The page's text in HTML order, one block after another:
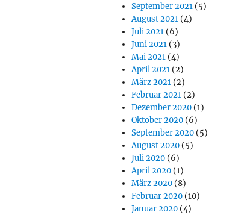
September 2021 (5)
August 2021 (4)
Juli 2021 (6)
Juni 2021 (3)
Mai 2021 (4)
April 2021 (2)
März 2021 (2)
Februar 2021 (2)
Dezember 2020 (1)
Oktober 2020 (6)
September 2020 (5)
August 2020 (5)
Juli 2020 (6)
April 2020 (1)
März 2020 (8)
Februar 2020 (10)
Januar 2020 (4)